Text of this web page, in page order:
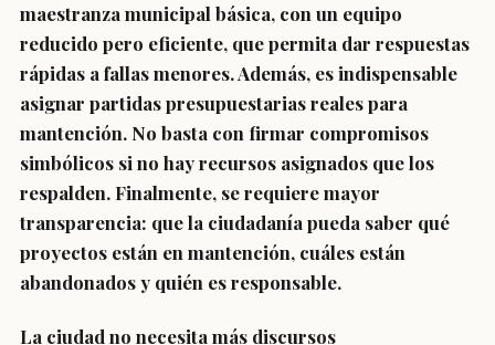
maestranza municipal básica, con un equipo
reducido pero eficiente, que permita dar respuestas
rápidas a fallas menores. Además, es indispensable
asignar partidas presupuestarias reales para
mantención. No basta con firmar compromisos
simbólicos si no hay recursos asignados que los
respalden. Finalmente, se requiere mayor
transparencia: que la ciudadanía pueda saber qué
proyectos están en mantención, cuáles están
abandonados y quién es responsable.
La ciudad no necesita más discursos